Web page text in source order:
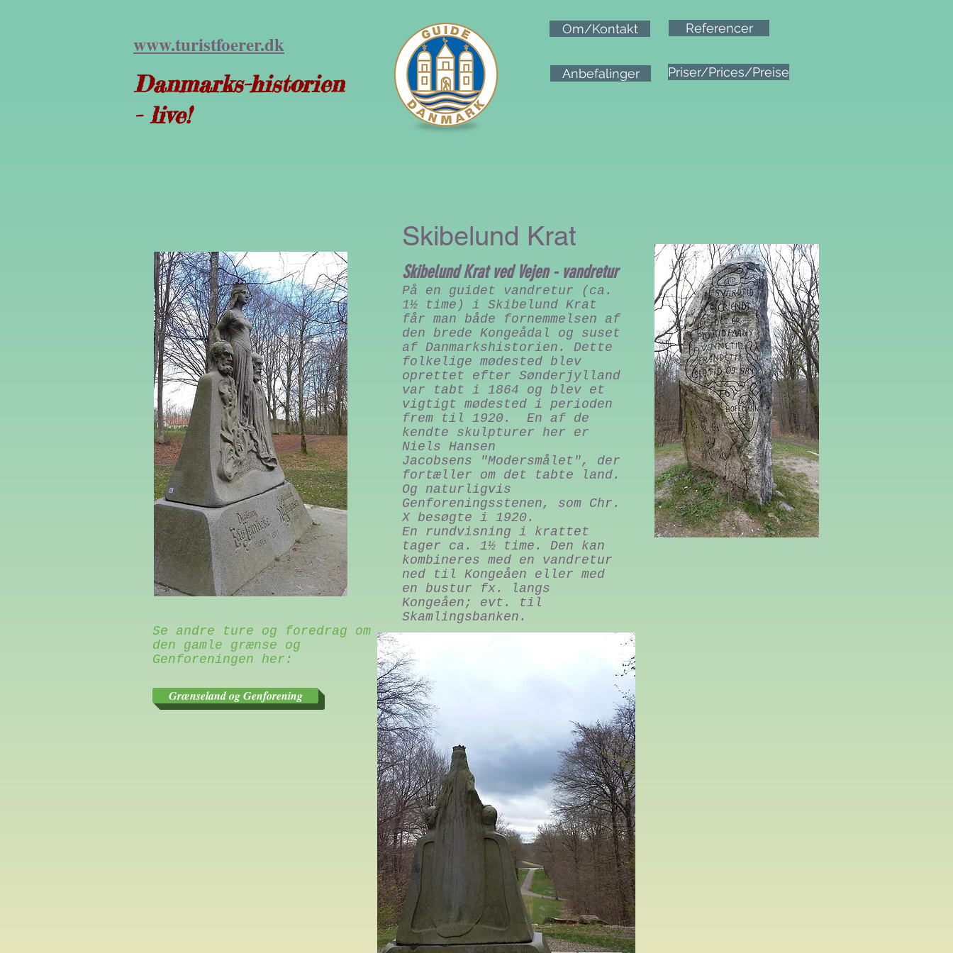
www.turistfoerer.dk
Danmarks-historien
- live!
Om/Kontakt
Anbefalinger
Referencer
Priser/Prices/Preise
Skibelund Krat
Skibelund Krat ved Vejen - vandretur
På en guidet vandretur (ca.
1½ time) i Skibelund Krat
får man både fornemmelsen af
den brede Kongeådal og suset
af Danmarkshistorien. Dette
folkelige mødested blev
oprettet efter Sønderjylland
var tabt i 1864 og blev et
vigtigt mødested i perioden
frem til 1920. En af de
kendte skulpturer her er
Niels Hansen
Jacobsens "Modersmålet", der
fortæller om det tabte land.
Og naturligvis
Genforeningsstenen, som Chr.
X besøgte i 1920.
En rundvisning i krattet
tager ca. 1½ time. Den kan
kombineres med en vandretur
ned til Kongeåen eller med
en bustur fx. langs
Kongeåen; evt. til
Skamlingsbanken.
Se andre ture og foredrag om
den gamle grænse og
Genforeningen her:
Grænseland og Genforening